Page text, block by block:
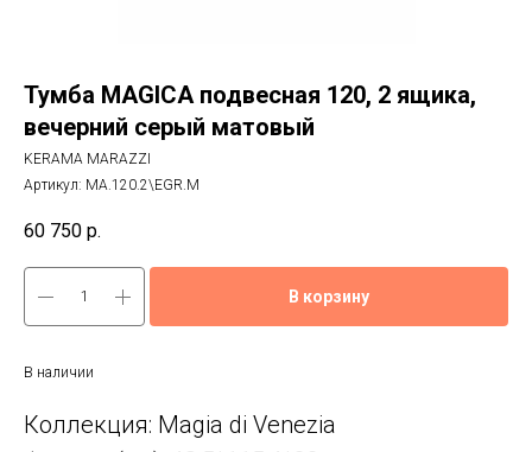
Тумба MAGICA подвесная 120, 2 ящика,
вечерний серый матовый
KERAMA MARAZZI
Артикул: MA.120.2\EGR.M
60 750 р.
В корзину
В наличии
Коллекция: Magia di Venezia